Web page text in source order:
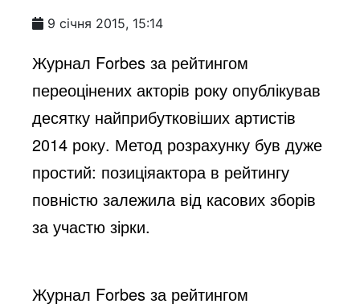
9 січня 2015, 15:14
Журнал Forbes за рейтингом
переоцінених акторів року опублікував
десятку найприбутковіших артистів
2014 року. Метод розрахунку був дуже
простий: позиціяактора в рейтингу
повністю залежила від касових зборів
за участю зірки.
Журнал Forbes за рейтингом